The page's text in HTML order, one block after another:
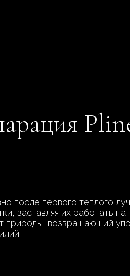
после первого теплого
заставляя их работать
природы, возвращающий